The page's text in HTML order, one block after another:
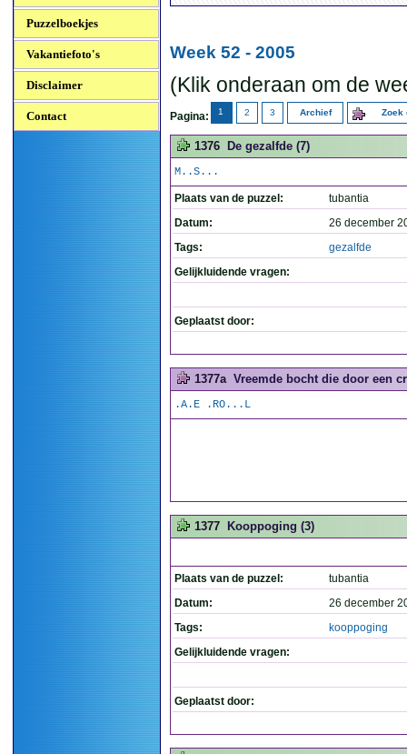
Puzzelboekjes
Vakantiefoto's
Disclaimer
Contact
Week 52 - 2005
(Klik onderaan om de
Pagina: 1 2 3 Archief Zoek
1376 De gezalfde (7)
M..S...
Plaats van de puzzel:
tubantia
Datum:
26 december
Tags:
gezalfde
Gelijkluidende vragen:
Geplaatst door:
1377a Vreemde bocht die door een
.A.E .RO...L
1377 Kooppoging (3)
Plaats van de puzzel:
tubantia
Datum:
26 december
Tags:
kooppoging
Gelijkluidende vragen:
Geplaatst door: